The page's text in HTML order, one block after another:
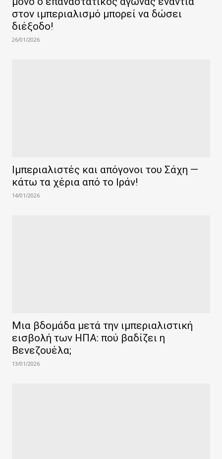
στον ιμπεριαλισμό μπορεί να δώσει
διέξοδο!
26/01/2026
Ιμπεριαλιστές και απόγονοι του Σάχη —
κάτω τα χέρια από το Ιράν!
14/01/2026
Μια βδομάδα μετά την ιμπεριαλιστική
εισβολή των ΗΠΑ: πού βαδίζει η
Βενεζουέλα;
13/01/2026